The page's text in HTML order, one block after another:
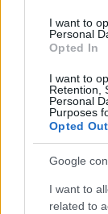
I want to
Personal
Opted In
I want to
Retention,
Personal
Purposes
Opted Out
Google
I want to
related to
Ajánlott